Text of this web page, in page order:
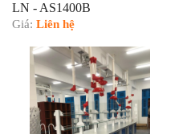
LN - AS1400B
Giá: Liên hệ